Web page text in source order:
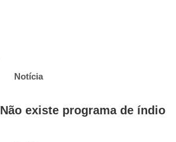
Notícia
Não existe programa de índio